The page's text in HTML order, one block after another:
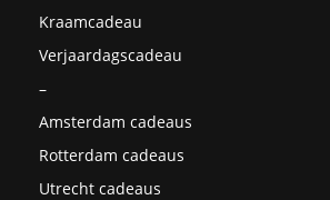
Kraamcadeau
Verjaardagscadeau
–
Amsterdam cadeaus
Rotterdam cadeaus
Utrecht cadeaus